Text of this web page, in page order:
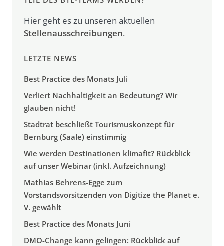
Hier geht es zu unseren aktuellen
Stellenausschreibungen.
LETZTE NEWS
Best Practice des Monats Juli
Verliert Nachhaltigkeit an Bedeutung? Wir
glauben nicht!
Stadtrat beschließt Tourismuskonzept für
Bernburg (Saale) einstimmig
Wie werden Destinationen klimafit? Rückblick
auf unser Webinar (inkl. Aufzeichnung)
Mathias Behrens-Egge zum
Vorstandsvorsitzenden von Digitize the Planet e.
V. gewählt
Best Practice des Monats Juni
DMO-Change kann gelingen: Rückblick auf